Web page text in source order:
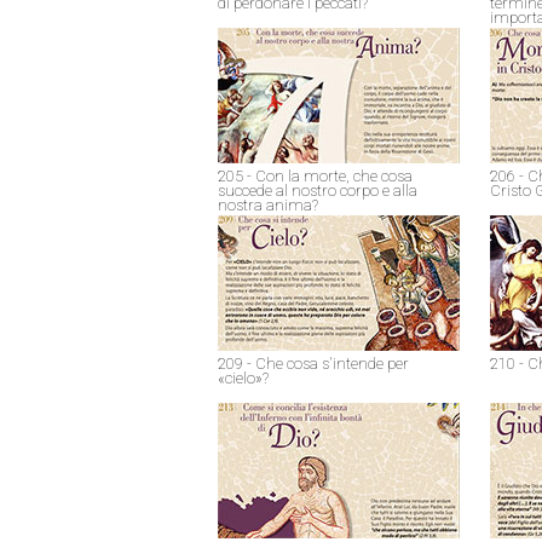
205 - Con la morte, che cosa
succede al nostro corpo e alla
nostra anima?
206 -
Cristo
209 - Che cosa s'intende per
«cielo»?
210 -